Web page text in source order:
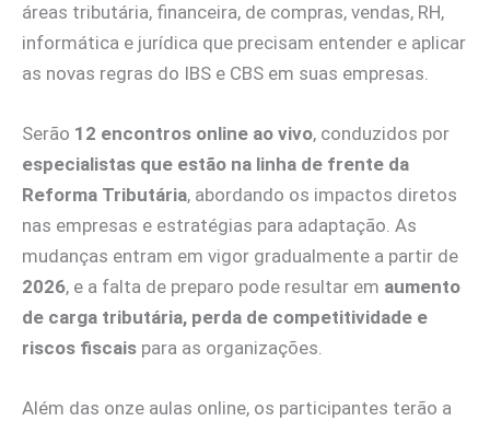
áreas tributária, financeira, de compras, vendas, RH,
informática e jurídica que precisam entender e aplicar
as novas regras do IBS e CBS em suas empresas.
Serão 12 encontros online ao vivo, conduzidos por
especialistas que estão na linha de frente da
Reforma Tributária, abordando os impactos diretos
nas empresas e estratégias para adaptação. As
mudanças entram em vigor gradualmente a partir de
2026, e a falta de preparo pode resultar em aumento
de carga tributária, perda de competitividade e
riscos fiscais para as organizações.
Além das onze aulas online, os participantes terão a